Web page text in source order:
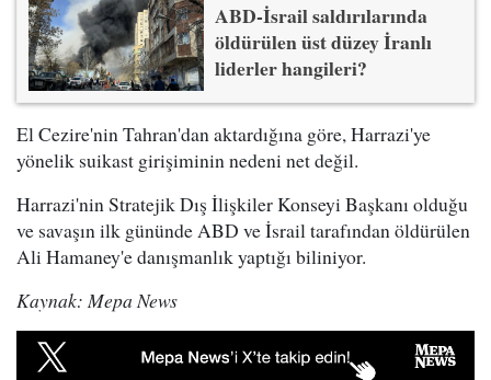
ABD-İsrail saldırılarında
öldürülen üst düzey İranlı
liderler hangileri?
El Cezire'nin Tahran'dan aktardığına göre, Harrazi'ye
yönelik suikast girişiminin nedeni net değil.
Harrazi'nin Stratejik Dış İlişkiler Konseyi Başkanı olduğu
ve savaşın ilk gününde ABD ve İsrail tarafından öldürülen
Ali Hamaney'e danışmanlık yaptığı biliniyor.
Kaynak: Mepa News